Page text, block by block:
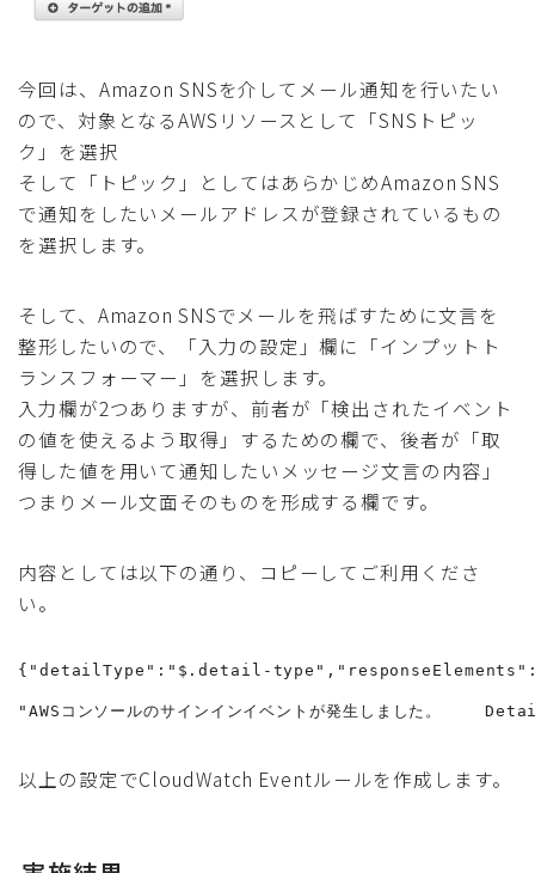
今回は、Amazon SNSを介してメール通知を行いたい
ので、対象となるAWSリソースとして「SNSトピッ
ク」を選択
そして「トピック」としてはあらかじめAmazon SNS
で通知をしたいメールアドレスが登録されているもの
を選択します。
そして、Amazon SNSでメールを飛ばすために文言を
整形したいので、「入力の設定」欄に「インプットト
ランスフォーマー」を選択します。
入力欄が2つありますが、前者が「検出されたイベント
の値を使えるよう取得」するための欄で、後者が「取
得した値を用いて通知したいメッセージ文言の内容」
つまりメール文面そのものを形成する欄です。
内容としては以下の通り、コピーしてご利用くださ
い。
{"detailType":"$.detail-
"AWSコンソールのサインインイベントが発生しま
以上の設定でCloudWatch Eventルールを作成します。